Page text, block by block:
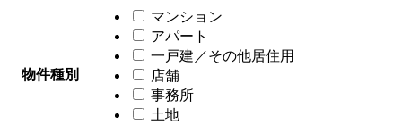
物件種別
マンション
アパート
一戸建／その他居住用
店舗
事務所
土地